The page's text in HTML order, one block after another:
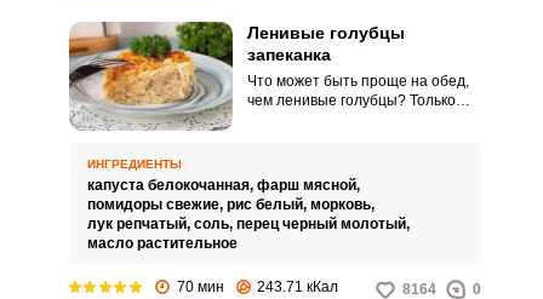
Ленивые голубцы
запеканка
Что может быть проще на обед,
чем ленивые голубцы? Только
сочным.
ИНГРЕДИЕНТЫ
капуста белокочанная, фарш мясной,
помидоры свежие, рис белый, морковь,
лук репчатый, соль, перец черный молотый,
масло растительное
70 мин 243.71 кКал 8164 0